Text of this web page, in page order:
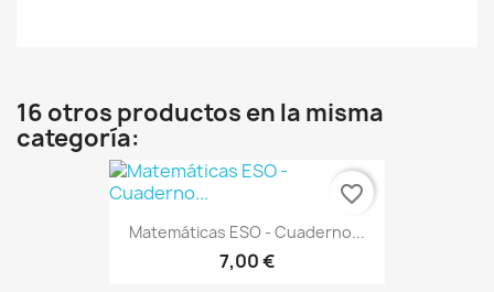
16 otros productos en la misma
categoría:
Matemáticas ESO - Cuaderno...
7,00 €
favorite_border